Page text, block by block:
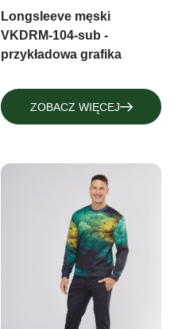
Longsleeve męski
VKDRM-104-sub -
przykładowa grafika
ZOBACZ WIĘCEJ